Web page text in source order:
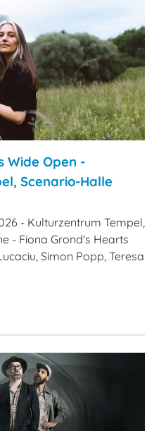
Wide Open -
Scenario-Halle
- Kulturzentrum Tempel,
- Fiona Grond's Hearts
Simon Popp, Teresa